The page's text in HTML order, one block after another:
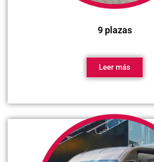
9 plazas
Leer más